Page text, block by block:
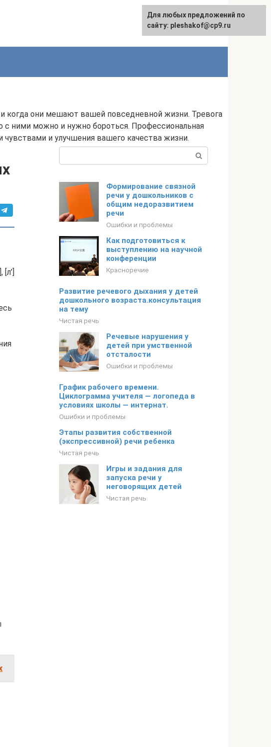
когда они мешают вашей повседневной жизни. Тревога
с ними можно и нужно бороться. Профессиональная
и улучшения вашего качества жизни.
Формирование связной
речи у дошкольников с
общим недоразвитием
речи
Ошибки и проблемы
Как подготовиться к
выступлению на научной
конференции
Красноречие
Развитие речевого дыхания у детей
дошкольного возраста.консультация
на тему
Чистая речь
Речевые нарушения у
детей при умственной
отсталости
Ошибки и проблемы
График рабочего времени.
Циклограмма учителя — логопеда в
условиях школы — интернат.
Ошибки и проблемы
Этапы развития собственной
(экспрессивной) речи ребенка
Чистая речь
Игры и задания для
запуска речи у
неговорящих детей
Чистая речь
Для любых предложений по
сайту: pleshakof@cp9.ru